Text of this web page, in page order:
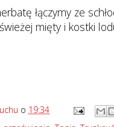
łączymy ze
mięty i kostki
o 19:34